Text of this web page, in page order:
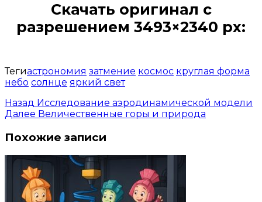
Скачать оригинал с
разрешением 3493×2340 px:
Тегиастрономия затмение космос круглая форма
небо солнце яркий свет
Назад Исследование аэродинамической модели
Далее Величественные горы и природа
Похожие записи